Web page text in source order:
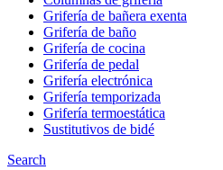
Grifería de bañera exenta
Grifería de baño
Grifería de cocina
Grifería de pedal
Grifería electrónica
Grifería temporizada
Grifería termoestática
Sustitutivos de bidé
Search